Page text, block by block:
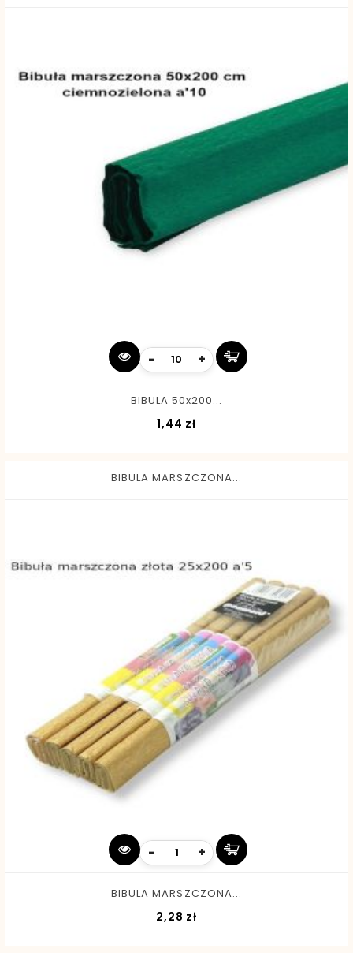
- +
BIBULA 50x200...
1,44 zł
BIBULA MARSZCZONA...
- +
BIBULA MARSZCZONA...
2,28 zł